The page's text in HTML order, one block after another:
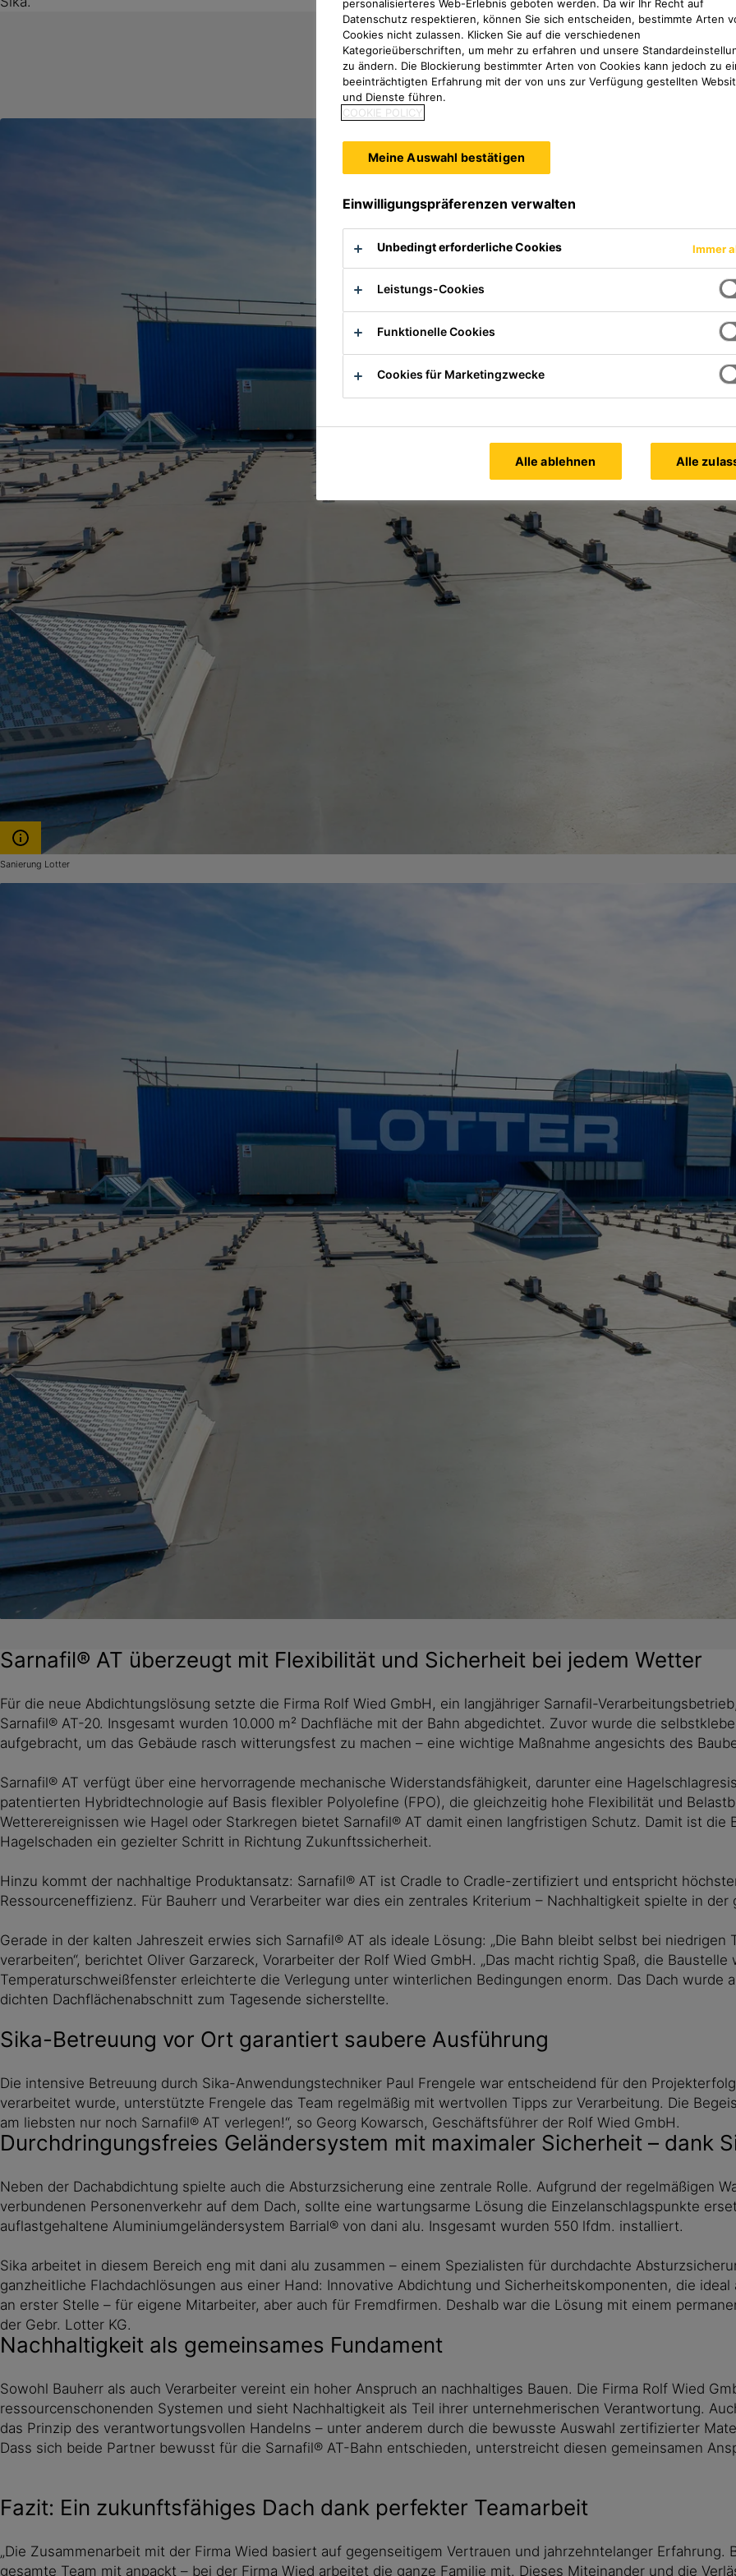
Sanierung Lotter
Sarnafil® AT überzeugt mit Flexibilität und Sicherheit bei jedem Wetter
Für die neue Abdichtungslösung setzte die Firma Rolf Wied GmbH, ein langjähriger Sarnafil-
Sarnafil® AT-20. Insgesamt wurden 10.000 m² Dachfläche mit der Bahn abgedichtet. Zuvor wurde die
aufgebracht, um das Gebäude rasch witterungsfest zu machen – eine wichtige Maßnahme angesichts des
Sarnafil® AT verfügt über eine hervorragende mechanische Widerstandsfähigkeit, darunter eine
patentierten Hybridtechnologie auf Basis flexibler Polyolefine (FPO), die gleichzeitig hohe Flexibilität und
Wetterereignissen wie Hagel oder Starkregen bietet Sarnafil® AT damit einen langfristigen Schutz. Damit ist die
Hagelschaden ein gezielter Schritt in Richtung Zukunftssicherheit.
Hinzu kommt der nachhaltige Produktansatz: Sarnafil® AT ist Cradle to Cradle-zertifiziert und entspricht
Ressourceneffizienz. Für Bauherr und Verarbeiter war dies ein zentrales Kriterium – Nachhaltigkeit spielte in
Gerade in der kalten Jahreszeit erwies sich Sarnafil® AT als ideale Lösung: „Die Bahn bleibt selbst bei
verarbeiten“, berichtet Oliver Garzareck, Vorarbeiter der Rolf Wied GmbH. „Das macht richtig Spaß, die
Temperaturschweißfenster erleichterte die Verlegung unter winterlichen Bedingungen enorm. Das Dach wurde
dichten Dachflächenabschnitt zum Tagesende sicherstellte.
Sika-Betreuung vor Ort garantiert saubere Ausführung
Die intensive Betreuung durch Sika-Anwendungstechniker Paul Frengele war entscheidend für den
verarbeitet wurde, unterstützte Frengele das Team regelmäßig mit wertvollen Tipps zur Verarbeitung. Die
am liebsten nur noch Sarnafil® AT verlegen!“, so Georg Kowarsch, Geschäftsführer der Rolf Wied GmbH.
Durchdringungsfreies Geländersystem mit maximaler Sicherheit – dank
Neben der Dachabdichtung spielte auch die Absturzsicherung eine zentrale Rolle. Aufgrund der regelmäßigen
verbundenen Personenverkehr auf dem Dach, sollte eine wartungsarme Lösung die Einzelanschlagspunkte
auflastgehaltene Aluminiumgeländersystem Barrial® von dani alu. Insgesamt wurden 550 lfdm. installiert.
Sika arbeitet in diesem Bereich eng mit dani alu zusammen – einem Spezialisten für durchdachte
ganzheitliche Flachdachlösungen aus einer Hand: Innovative Abdichtung und Sicherheitskomponenten, die
an erster Stelle – für eigene Mitarbeiter, aber auch für Fremdfirmen. Deshalb war die Lösung mit einem
der Gebr. Lotter KG.
Nachhaltigkeit als gemeinsames Fundament
Sowohl Bauherr als auch Verarbeiter vereint ein hoher Anspruch an nachhaltiges Bauen. Die Firma Rolf Wied
ressourcenschonenden Systemen und sieht Nachhaltigkeit als Teil ihrer unternehmerischen Verantwortung.
das Prinzip des verantwortungsvollen Handelns – unter anderem durch die bewusste Auswahl zertifizierter
Dass sich beide Partner bewusst für die Sarnafil® AT-Bahn entschieden, unterstreicht diesen gemeinsamen
Fazit: Ein zukunftsfähiges Dach dank perfekter Teamarbeit
„Die Zusammenarbeit mit der Firma Wied basiert auf gegenseitigem Vertrauen und jahrzehntelanger
gesamte Team mit anpackt – bei der Firma Wied arbeitet die ganze Familie mit. Dieses Miteinander und die
personalisierteres Web-Erlebnis geboten werden. Da wir Ihr Recht auf
Datenschutz respektieren, können Sie sich entscheiden, bestimmte Arten
Cookies nicht zulassen. Klicken Sie auf die verschiedenen
Kategorieüberschriften, um mehr zu erfahren und unsere
zu ändern. Die Blockierung bestimmter Arten von Cookies kann jedoch zu
beeinträchtigten Erfahrung mit der von uns zur Verfügung gestellten
und Dienste führen.
COOKIE POLICY
Meine Auswahl bestätigen
Einwilligungspräferenzen verwalten
Unbedingt erforderliche Cookies Immer
Leistungs-Cookies
Funktionelle Cookies
Cookies für Marketingzwecke
Alle ablehnen Alle